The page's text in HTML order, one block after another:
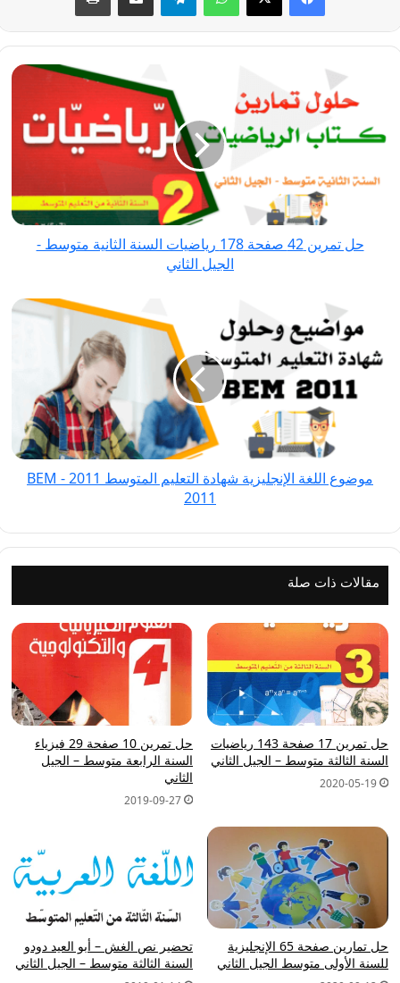
تمرين
صفحة
رياضيات
متوسط
حل تمرين 42 صفحة 178 رياضيات السنة الثانية متوسط -
الجيل الثاني
موضوع
اللغة
الإنجليزية
شهادة
التعليم
BEM
موضوع اللغة الإنجليزية شهادة التعليم المتوسط 2011 - BEM
2011
مقالات ذات صلة
حل تمرين 17 صفحة 143 رياضيات
السنة الثالثة متوسط – الجيل الثاني
2020-05-19
حل تمرين 10 صفحة 29 فيزياء
السنة الرابعة متوسط – الجيل
الثاني
2019-09-27
حل تمارين صفحة 65 الإنجليزية
للسنة الأولى متوسط الجيل الثاني
تحضير نص الغش – أبو العيد دودو
السنة الثالثة متوسط – الجيل الثاني